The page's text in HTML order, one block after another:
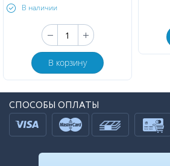
В наличии
В корзину
СПОСОБЫ ОПЛАТЫ